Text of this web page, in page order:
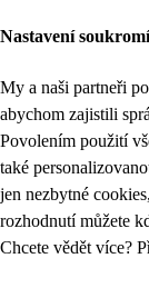
Nastavení
My a naši partneři
abychom zajistili
Povolením použití
také
jen nezbytné
rozhodnutí můžete
Chcete vědět více?